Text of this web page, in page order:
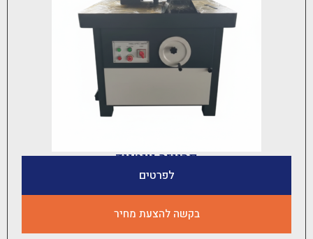
פרייזר יונטייד
בקשה להצעת מחיר